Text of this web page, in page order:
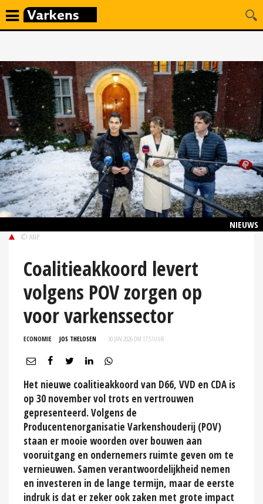
NIEUWS
© ANP
Coalitieakkoord levert
volgens POV zorgen op
voor varkenssector
ECONOMIE JOS THELOSEN 30 JAN 2026 OM 17:51UUR
Het nieuwe coalitieakkoord van D66, VVD en CDA is
op 30 november vol trots en vertrouwen
gepresenteerd. Volgens de
Producentenorganisatie Varkenshouderij (POV)
staan er mooie woorden over bouwen aan
vooruitgang en ondernemers ruimte geven om te
vernieuwen. Samen verantwoordelijkheid nemen
en investeren in de lange termijn, maar de eerste
indruk is dat er zeker ook zaken met grote impact